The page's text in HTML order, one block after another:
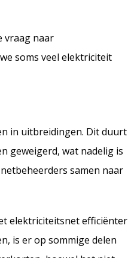
vraag naar
soms veel elektriciteit
in uitbreidingen. Dit duurt
geweigerd, wat nadelig is
samen naar
elektriciteitsnet efficiënter
is er op sommige delen